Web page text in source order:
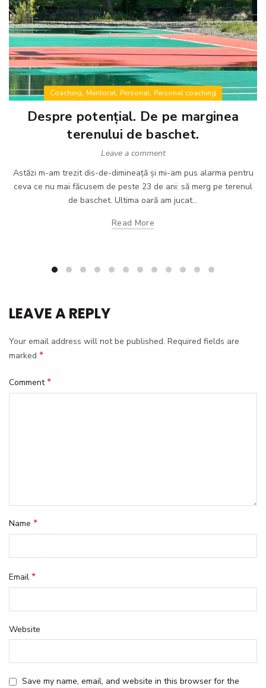
Coaching, Mentorat, Personal, Personal coaching
Despre potențial. De pe marginea
terenului de baschet.
Leave a comment
Astăzi m-am trezit dis-de-dimineață și mi-am pus alarma pentru
ceva ce nu mai făcusem de peste 23 de ani: să merg pe terenul
de baschet. Ultima oară am jucat...
Read More
LEAVE A REPLY
Your email address will not be published. Required fields are
marked *
Comment*
Name *
Email *
Website
Save my name, email, and website in this browser for the